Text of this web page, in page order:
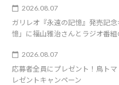
2026.08.07
ガリレオ『永遠の記憶』発売記
憶」に福山雅治さんとラジオ番組
2026.08.07
応募者全員にプレゼント！鳥ト
レゼントキャンペーン